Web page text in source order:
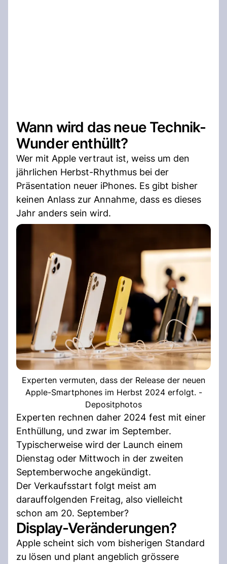
Wann wird das neue Technik-
Wunder enthüllt?
Wer mit Apple vertraut ist, weiss um den
jährlichen Herbst-Rhythmus bei der
Präsentation neuer iPhones. Es gibt bisher
keinen Anlass zur Annahme, dass es dieses
Jahr anders sein wird.
Experten vermuten, dass der Release der neuen
Apple-Smartphones im Herbst 2024 erfolgt. -
Depositphotos
Experten rechnen daher 2024 fest mit einer
Enthüllung, und zwar im September.
Typischerweise wird der Launch einem
Dienstag oder Mittwoch in der zweiten
Septemberwoche angekündigt.
Der Verkaufsstart folgt meist am
darauffolgenden Freitag, also vielleicht
schon am 20. September?
Display-Veränderungen?
Apple scheint sich vom bisherigen Standard
zu lösen und plant angeblich grössere